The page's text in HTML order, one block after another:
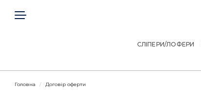
СЛІПЕРИ/ЛОФЕРИ
Головна Договір оферти